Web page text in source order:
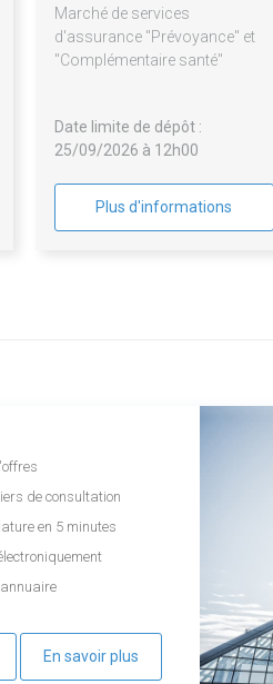
Marché de services
d'assurance "Prévoyance" et
"Complémentaire santé"
Date limite de dépôt :
25/09/2026 à 12h00
Plus d'informations
de consultation
en 5 minutes
En savoir plus